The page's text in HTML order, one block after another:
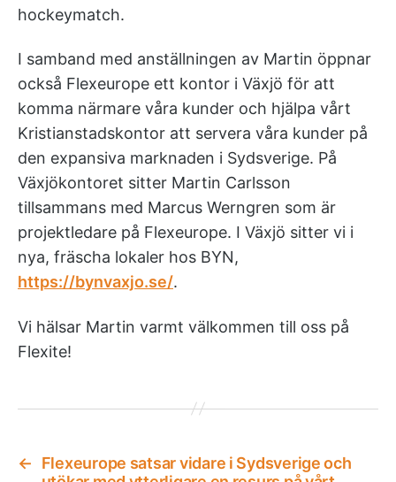
hockeymatch.
I samband med anställningen av Martin öppnar
också Flexeurope ett kontor i Växjö för att
komma närmare våra kunder och hjälpa vårt
Kristianstadskontor att servera våra kunder på
den expansiva marknaden i Sydsverige. På
Växjökontoret sitter Martin Carlsson
tillsammans med Marcus Werngren som är
projektledare på Flexeurope. I Växjö sitter vi i
nya, fräscha lokaler hos BYN,
https://bynvaxjo.se/.
Vi hälsar Martin varmt välkommen till oss på
Flexite!
←
Flexeurope satsar vidare i Sydsverige och